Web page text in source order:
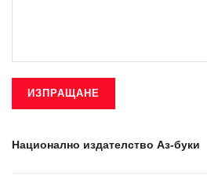
Национално издателство Аз-буки